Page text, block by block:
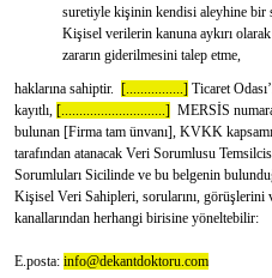
suretiyle kişinin kendisi aleyhine bir
Kişisel verilerin kanuna aykırı
zararın giderilmesini talep etme,
haklarına sahiptir. [................] Ticaret
kayıtlı, [.............................] MERSİS
bulunan [Firma tam ünvanı], KVKK
tarafından atanacak Veri Sorumlusu
Sorumluları Sicilinde ve bu belgenin
Kişisel Veri Sahipleri, sorularını, görüşlerini
kanallarından herhangi birisine yöneltebilir:
E.posta: info@dekantdoktoru.com